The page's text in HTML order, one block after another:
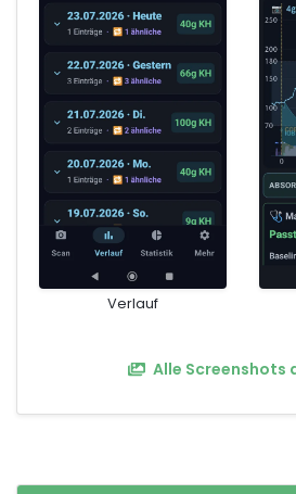
Verlauf
Alle Screenshots